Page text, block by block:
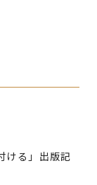
ける」出版記